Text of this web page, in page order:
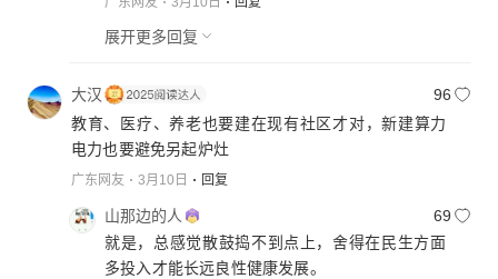
展开更多回复
大汉
96
教育、医疗、养老也要建在现有社区才对，新建算力
电力也要避免另起炉灶
广东网友 3月10日 回复
山那边的人
69
就是，总感觉散鼓捣不到点上，舍得在民生方面
多投入才能长远良性健康发展。